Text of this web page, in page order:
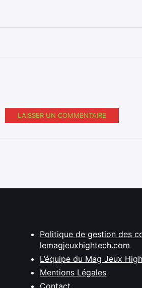
LAISSER UN COMMENTAIRE
Politique de gestion des
lemagjeuxhightech.com
L’équipe du Mag Jeux
Mentions Légales
Contact